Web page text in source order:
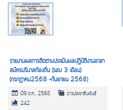
รายงานผลการติดตามประเมินผลปฏิบัติงานอาสา
สมัครบริบาลท้องถิ่น (รอบ 3 เดือน)
(กรกฎาคม2568 –กันยายน 2568)
09 ต.ค., 2568
ข่าวประชาสัมพันธ์
242